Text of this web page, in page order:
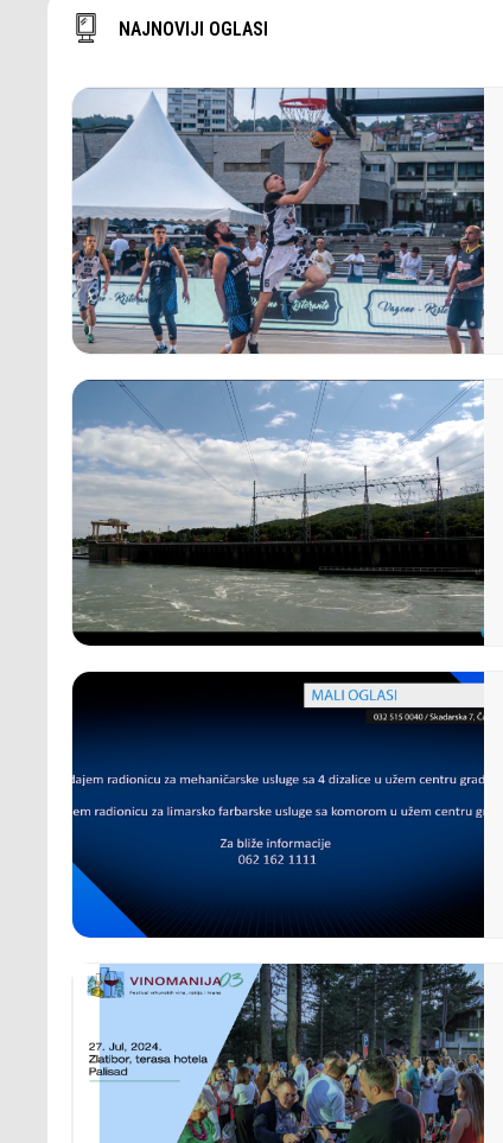
NAJNOVIJI OGLASI